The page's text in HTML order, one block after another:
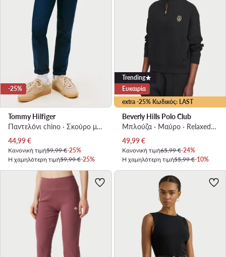
-25%
Tommy Hilfiger
Παντελόνι chino · Σκούρο μπλε
Τρέχουσα τιμή
44,99€
Κανονική τιμή59,99 €-25%
Η χαμηλότερη τιμή59,99 €-25%
extra -25% Κωδικός: LAST
Trending
Ευκαιρία
Beverly Hills Polo Club
Μπλούζα · Μαύρο · Relaxed Fit
Τρέχουσα τιμή
49,99€
Κανονική τιμή65,99 €-24%
Η χαμηλότερη τιμή55,99 €-10%